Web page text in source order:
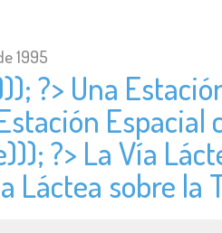
1995
?> Una
Espacial
?> La Vía
Láctea sobre la